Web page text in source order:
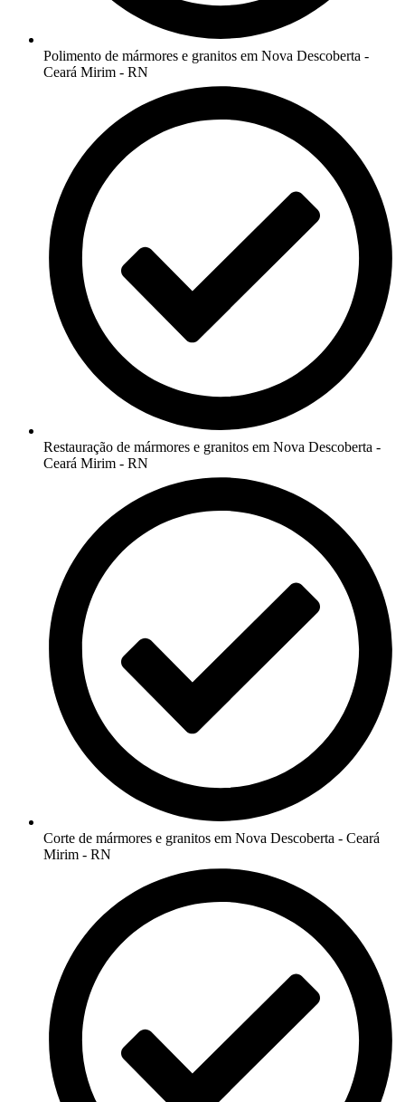
Polimento de mármores e granitos em Nova Descoberta -
Ceará Mirim - RN
Restauração de mármores e granitos em Nova Descoberta -
Ceará Mirim - RN
Corte de mármores e granitos em Nova Descoberta - Ceará
Mirim - RN